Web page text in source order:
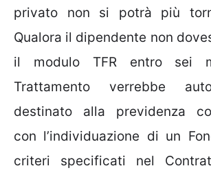
privato non si potrà più
Qualora il dipendente non
il modulo TFR entro sei
Trattamento verrebbe
destinato alla previdenza
con l’individuazione di un
criteri specificati nel